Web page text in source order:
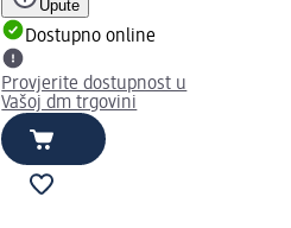
Upute
Dostupno online
Provjerite dostupnost u
Vašoj dm trgovini